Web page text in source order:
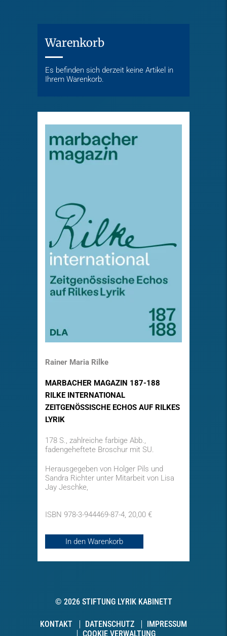
Warenkorb
Es befinden sich derzeit keine Artikel in
Ihrem Warenkorb.
Rainer Maria Rilke
MARBACHER MAGAZIN 187-188
RILKE INTERNATIONAL
ZEITGENÖSSISCHE ECHOS AUF RILKES
LYRIK
178 S., zahlreiche farbige Abb.,
fadengeheftete Broschur mit SU.
Herausgegeben von Holger Pils und
Sandra Richter unter Mitarbeit von Lisa
Jay Jeschke,
ISBN 978-3-944469-87-4, 20,00 €
In den Warenkorb
© 2026 STIFTUNG LYRIK KABINETT
KONTAKT DATENSCHUTZ
IMPRESSUM
COOKIE VERWALTUNG